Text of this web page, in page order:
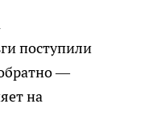
поступили
—
на